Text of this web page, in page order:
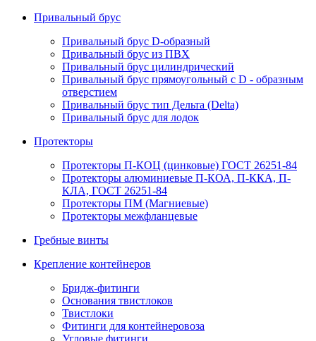
Привальный брус
Привальный брус D-образный
Привальный брус из ПВХ
Привальный брус цилиндрический
Привальный брус прямоугольный с D - образным
отверстием
Привальный брус тип Дельта (Delta)
Привальный брус для лодок
Протекторы
Протекторы П-КОЦ (цинковые) ГОСТ 26251-84
Протекторы алюминиевые П-КОА, П-ККА, П-
КЛА, ГОСТ 26251-84
Протекторы ПМ (Магниевые)
Протекторы межфланцевые
Гребные винты
Крепление контейнеров
Бридж-фитинги
Основания твистлоков
Твистлоки
Фитинги для контейнеровоза
Угловые фитинги